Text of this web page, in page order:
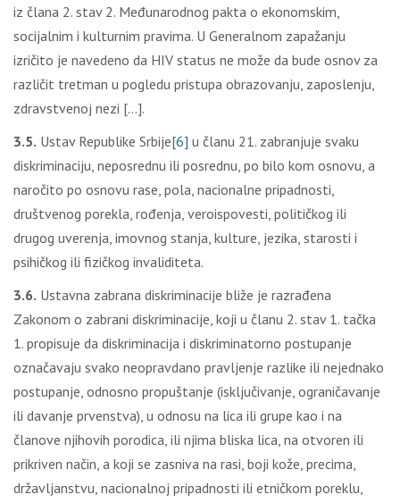
iz člana 2. stav 2. Međunarodnog pakta o ekonomskim,
socijalnim i kulturnim pravima. U Generalnom zapažanju
izričito je navedeno da HIV status ne može da bude osnov za
različit tretman u pogledu pristupa obrazovanju, zaposlenju,
zdravstvenoj nezi […].
3.5. Ustav Republike Srbije[6] u članu 21. zabranjuje svaku
diskriminaciju, neposrednu ili posrednu, po bilo kom osnovu, a
naročito po osnovu rase, pola, nacionalne pripadnosti,
društvenog porekla, rođenja, veroispovesti, političkog ili
drugog uverenja, imovnog stanja, kulture, jezika, starosti i
psihičkog ili fizičkog invaliditeta.
3.6. Ustavna zabrana diskriminacije bliže je razrađena
Zakonom o zabrani diskriminacije, koji u članu 2. stav 1. tačka
1. propisuje da diskriminacija i diskriminatorno postupanje
označavaju svako neopravdano pravlјenje razlike ili nejednako
postupanje, odnosno propuštanje (isklјučivanje, ograničavanje
ili davanje prvenstva), u odnosu na lica ili grupe kao i na
članove njihovih porodica, ili njima bliska lica, na otvoren ili
prikriven način, a koji se zasniva na rasi, boji kože, precima,
državlјanstvu, nacionalnoj pripadnosti ili etničkom poreklu,